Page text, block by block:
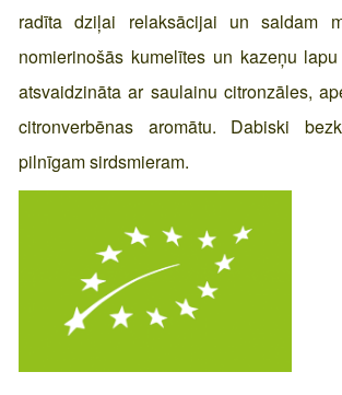
gallery
radīta dziļai relaksācijai un saldam
nomierinošās kumelītes un kazeņu
atsvaidzināta ar saulainu citronzāles,
citronverbēnas aromātu. Dabiski
pilnīgam sirdsmieram.